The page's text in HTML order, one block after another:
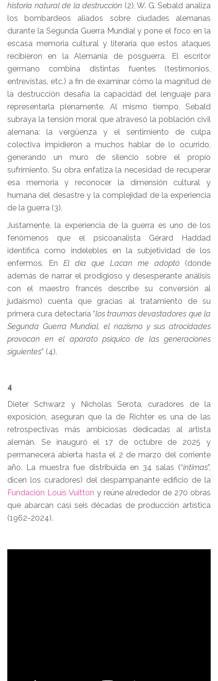
historia natural de la destrucción (2), W. G. Sebald analiza
los bombardeos aliados sobre ciudades alemanas
durante la Segunda Guerra Mundial y pone el foco en la
escasa memoria cultural y literaria que estos ataques
recibieron en la Alemania de posguerra. El escritor
germano combina distintas fuentes (testimonios,
entrevistas, etc.) a fin de examinar cómo la magnitud de
la destrucción desafía la capacidad del lenguaje para
representarla plenamente. Al mismo tiempo, Sebald
subraya la tensión moral que atravesó la población civil
alemana: la vergüenza y el sentimiento de culpa
colectiva impidieron a muchos hablar de lo ocurrido,
generando un muro de silencio sobre el propio
sufrimiento. Su obra enfatiza la necesidad de recuperar
esa memoria y reconocer la dimensión cultural y
humana del desastre y la complejidad de la experiencia
de la guerra (3).
Justamente, la experiencia de la guerra es uno de los
fenómenos que el psicoanalista Gérard Haddad
identifica como indelebles en la subjetividad de los
enfermos. En El día que Lacan me adoptó (donde
además de narrar el prodigioso y desesperante análisis
con el maestro francés describe su conversión al
judaísmo) cuenta que gracias al tratamiento de su
primera cura detectaría “los traumas devastadores que la
Segunda Guerra Mundial, el nazismo y sus atrocidades
provocan en el aparato psíquico de las generaciones
siguientes” (4).
4
Dieter Schwarz y Nicholas Serota, curadores de la
exposición, aseguran que la de Richter es una de las
retrospectivas más ambiciosas dedicadas al artista
alemán. Se inauguró el 17 de octubre de 2025 y
permanecerá abierta hasta el 2 de marzo del corriente
año. La muestra fue distribuida en 34 salas (“íntimas”,
dicen los curadores) del despampanante edificio de la
Fundación Louis Vuitton y reúne alrededor de 270 obras
que abarcan casi seis décadas de producción artística
(1962-2024).